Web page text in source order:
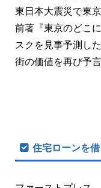
東日本大震災で東
前著『東京のどこ
スクを見事予測し
街の価値を再び予
住宅ローンを